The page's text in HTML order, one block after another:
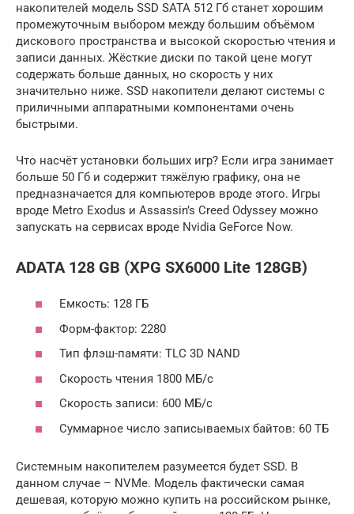
накопителей модель SSD SATA 512 Гб станет хорошим
промежуточным выбором между большим объёмом
дискового пространства и высокой скоростью чтения и
записи данных. Жёсткие диски по такой цене могут
содержать больше данных, но скорость у них
значительно ниже. SSD накопители делают системы с
приличными аппаратными компонентами очень
быстрыми.
Что насчёт установки больших игр? Если игра занимает
больше 50 Гб и содержит тяжёлую графику, она не
предназначается для компьютеров вроде этого. Игры
вроде Metro Exodus и Assassin’s Creed Odyssey можно
запускать на сервисах вроде Nvidia GeForce Now.
ADATA 128 GB (XPG SX6000 Lite 128GB)
Емкость: 128 ГБ
Форм-фактор: 2280
Тип флэш-памяти: TLC 3D NAND
Скорость чтения 1800 МБ/с
Скорость записи: 600 МБ/с
Суммарное число записываемых байтов: 60 ТБ
Системным накопителем разумеется будет SSD. В
данном случае – NVMe. Модель фактически самая
дешевая, которую можно купить на российском рынке,